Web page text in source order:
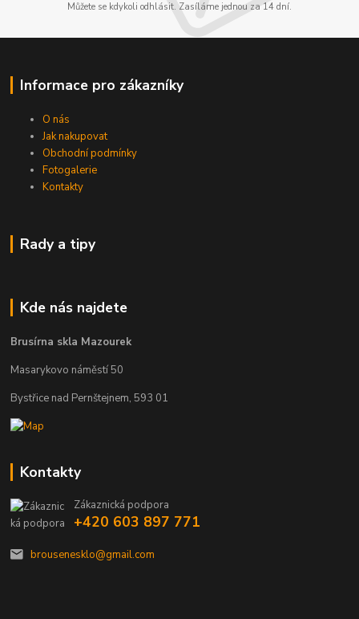
Můžete se kdykoli odhlásit. Zasíláme jednou za 14 dní.
Informace pro zákazníky
O nás
Jak nakupovat
Obchodní podmínky
Fotogalerie
Kontakty
Rady a tipy
Kde nás najdete
Brusírna skla Mazourek
Masarykovo náměstí 50
Bystřice nad Pernštejnem, 593 01
Kontakty
Zákaznická podpora
+420 603 897 771
brousenesklo@gmail.com